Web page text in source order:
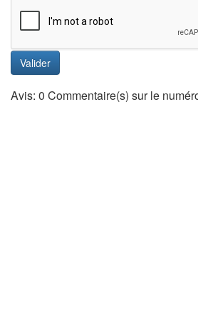
Valider
Avis: 0 Commentaire(s) sur le